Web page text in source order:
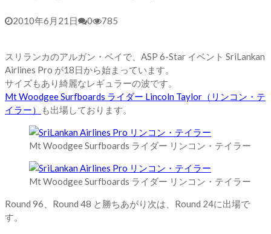
2010年6月21日 0 785
スリランカのアルガン・ベイで、ASP 6-Star イベント SriLankan
Airlines Pro が18日から始まっています。
サイズもあり綺麗なレギュラーの波です。
Mt Woodgee Surfboards ライダー Lincoln Taylor（リンコン・テ
イラー）
も出場しております。
Mt Woodgee Surfboards ライダー リンコン・テイラー
Mt Woodgee Surfboards ライダー リンコン・テイラー
Round 96、Round 48 と勝ちあがり次は、Round 24に出場で
す。